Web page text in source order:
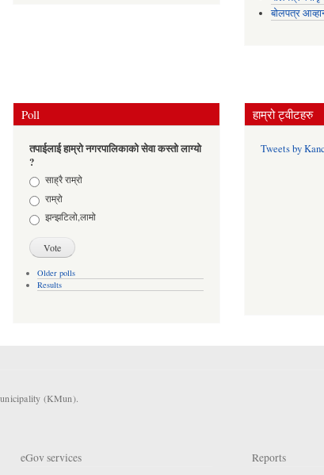
बोलपत्र
Poll
तपाईलाई हाम्रो नगरपालिकाको सेवा कस्तो लाग्यो
?
Choicesसाह्रै राम्रो
राम्रो
झन्झटिलो,लामो
Older polls
Results
हाम्रो ट्वीटहरु
Tweets by
(KMun).
eGov services Reports